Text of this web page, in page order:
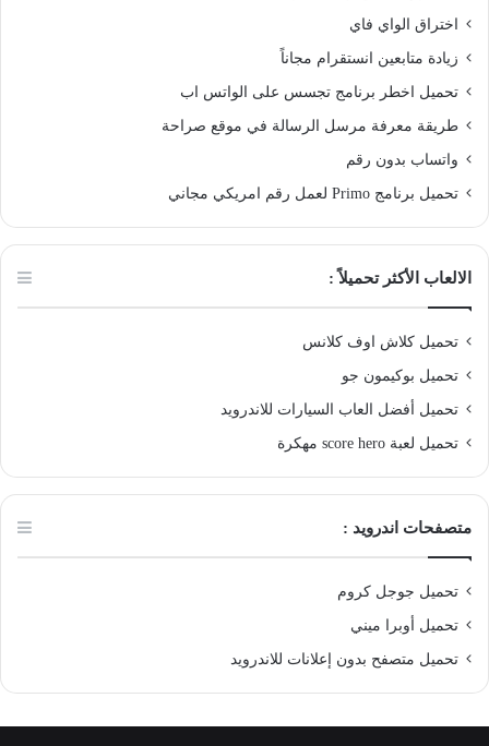
اختراق الواي فاي
زيادة متابعين انستقرام مجاناً
تحميل اخطر برنامج تجسس على الواتس اب
طريقة معرفة مرسل الرسالة في موقع صراحة
واتساب بدون رقم
تحميل برنامج Primo لعمل رقم امريكي مجاني
الالعاب الأكثر تحميلاً :
تحميل كلاش اوف كلانس
تحميل بوكيمون جو
تحميل أفضل العاب السيارات للاندرويد
تحميل لعبة score hero مهكرة
متصفحات اندرويد :
تحميل جوجل كروم
تحميل أوبرا ميني
تحميل متصفح بدون إعلانات للاندرويد